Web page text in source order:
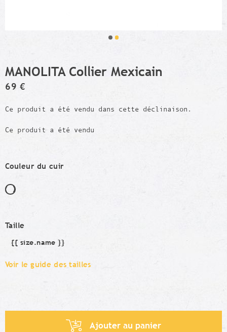
MANOLITA Collier Mexicain
69 €
Ce produit a été vendu dans cette déclinaison.
Ce produit a été vendu
Couleur du cuir
Taille
Taille
{{ size.name }}
Voir le guide des tailles
Ajouter au panier